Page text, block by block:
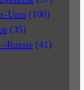
Unis (100)
(35)
Russie (41)